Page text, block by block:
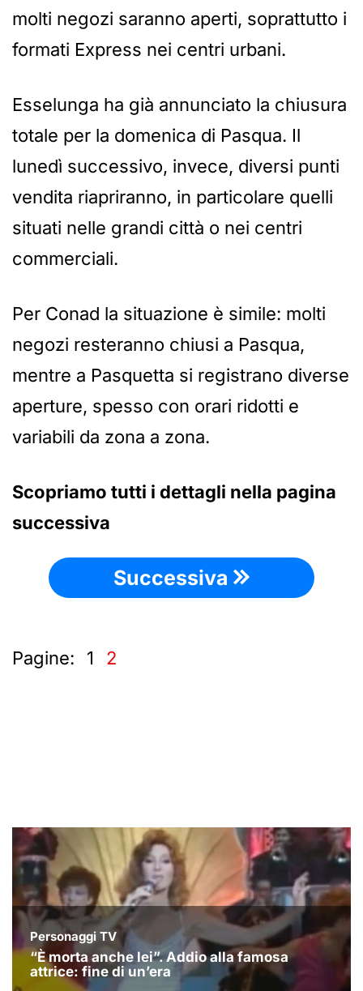
molti negozi saranno aperti, soprattutto i
formati Express nei centri urbani.
Esselunga ha già annunciato la chiusura
totale per la domenica di Pasqua. Il
lunedì successivo, invece, diversi punti
vendita riapriranno, in particolare quelli
situati nelle grandi città o nei centri
commerciali.
Per Conad la situazione è simile: molti
negozi resteranno chiusi a Pasqua,
mentre a Pasquetta si registrano diverse
aperture, spesso con orari ridotti e
variabili da zona a zona.
Scopriamo tutti i dettagli nella pagina
successiva
Successiva
Pagine: 1 2